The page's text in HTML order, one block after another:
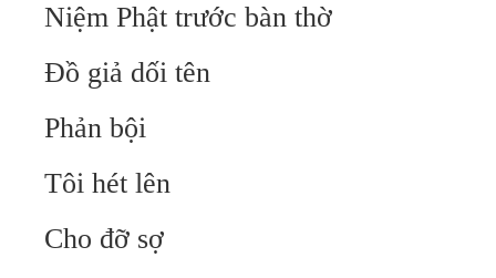
Niệm Phật trước bàn thờ
Đồ giả dối tên
Phản bội
Tôi hét lên
Cho đỡ sợ